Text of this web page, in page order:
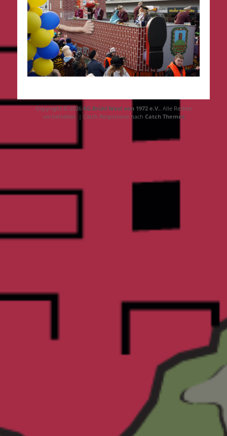
Copyright © 2026 KG Brühl West von 1972 e.V.. Alle Rechte
vorbehalten. | Catch Responsive nach Catch Themes